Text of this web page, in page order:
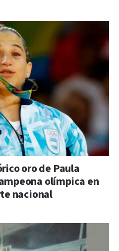
oro de Paula
olímpica en
nacional